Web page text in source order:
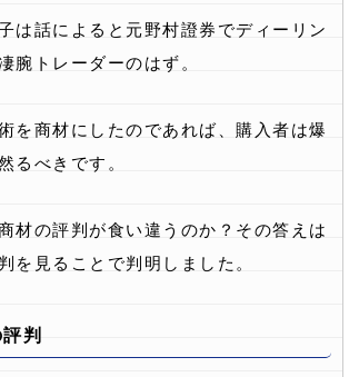
は話によると元野村證券でディーリン
腕トレーダーのはず。
を商材にしたのであれば、購入者は爆
るべきです。
材の評判が食い違うのか？その答えは
を見ることで判明しました。
判